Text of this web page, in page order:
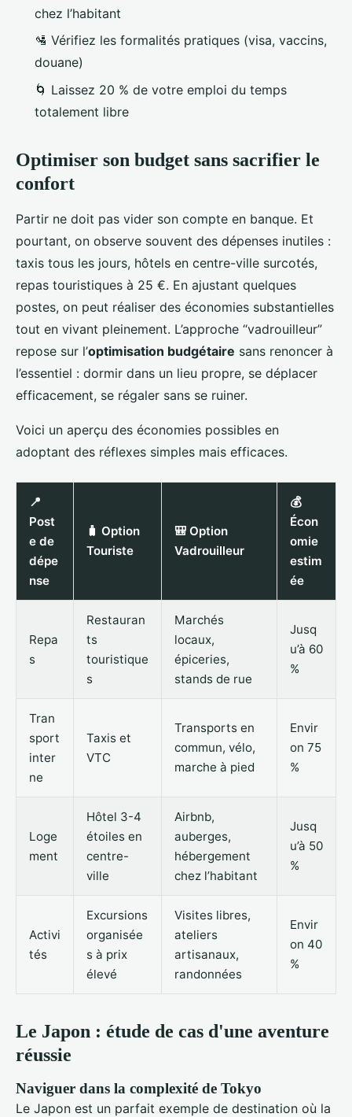
chez l’habitant
🛂 Vérifiez les formalités pratiques (visa, vaccins,
douane)
🌀 Laissez 20 % de votre emploi du temps
totalement libre
Optimiser son budget sans sacrifier le
confort
Partir ne doit pas vider son compte en banque. Et
pourtant, on observe souvent des dépenses inutiles :
taxis tous les jours, hôtels en centre-ville surcotés,
repas touristiques à 25 €. En ajustant quelques
postes, on peut réaliser des économies substantielles
tout en vivant pleinement. L’approche “vadrouilleur”
repose sur l’optimisation budgétaire sans renoncer à
l’essentiel : dormir dans un lieu propre, se déplacer
efficacement, se régaler sans se ruiner.
Voici un aperçu des économies possibles en
adoptant des réflexes simples mais efficaces.
📍
Post
e de
dépe
nse
🧳 Option
Touriste
🎒 Option
Vadrouilleur
💰
Écon
omie
estim
ée
Repa
s
Restauran
ts
touristique
s
Marchés
locaux,
épiceries,
stands de rue
Jusq
u’à 60
%
Tran
sport
inter
ne
Taxis et
VTC
Transports en
commun, vélo,
marche à pied
Envir
on 75
%
Loge
ment
Hôtel 3-4
étoiles en
centre-
ville
Airbnb,
auberges,
hébergement
chez l’habitant
Jusq
u’à 50
%
Activi
tés
Excursions
organisée
s à prix
élevé
Visites libres,
ateliers
artisanaux,
randonnées
Envir
on 40
%
Le Japon : étude de cas d'une aventure
réussie
Naviguer dans la complexité de Tokyo
Le Japon est un parfait exemple de destination où la